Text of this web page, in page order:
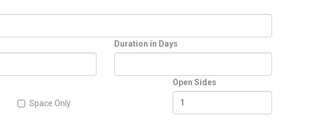
Duration in Days
Space Only
Open Sides